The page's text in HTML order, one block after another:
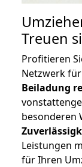
Treuen
Profitieren
Netzwerk
Beiladung
besonderen
Leistungen
für Ihren